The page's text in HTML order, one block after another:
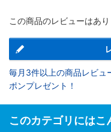
この商品のレビューはあ
毎月3件以上の商品レビ
ポンプレゼント！
このカテゴリにはこ